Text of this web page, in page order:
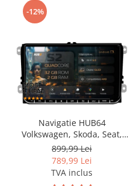
-12%
Navigatie HUB64
Volkswagen, Skoda, Seat,
2GB RAM, Android, GPS, Wi-
FI, Carplay, Android Auto,
USB, Bluetooth, Radio,
Waze, Touchscreen, 9 inch
899,99 Lei
789,99 Lei
TVA inclus